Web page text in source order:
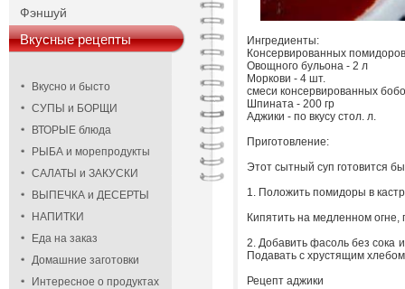
Фэншуй
Вкусные рецепты
Вкусно и бысто
СУПЫ и БОРЩИ
ВТОРЫЕ блюда
РЫБА и морепродукты
САЛАТЫ и ЗАКУСКИ
ВЫПЕЧКА и ДЕСЕРТЫ
НАПИТКИ
Еда на заказ
Домашние заготовки
Интересное о продуктах
Ингредиенты:
Консервированных
Овощного бульона - 2 л
Моркови - 4 шт.
смеси консервированных
Шпината - 200 гр
Аджики - по вкусу стол. л.
Приготовление:
Этот сытный суп готовится
1. Положить помидоры в
Кипятить на медленном огне,
2. Добавить фасоль без сока
Подавать с хрустящим
Рецепт аджики